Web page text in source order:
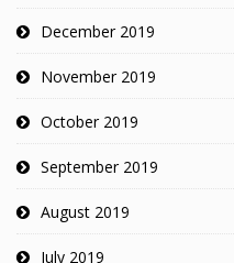
December 2019
November 2019
October 2019
September 2019
August 2019
July 2019